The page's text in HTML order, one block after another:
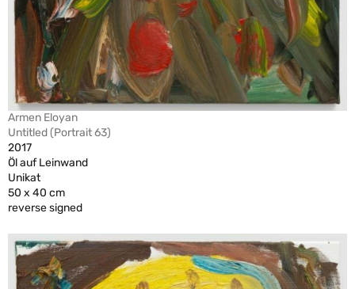
Armen Eloyan
Untitled (Portrait 63)
2017
Öl auf Leinwand
Unikat
50 x 40 cm
reverse signed